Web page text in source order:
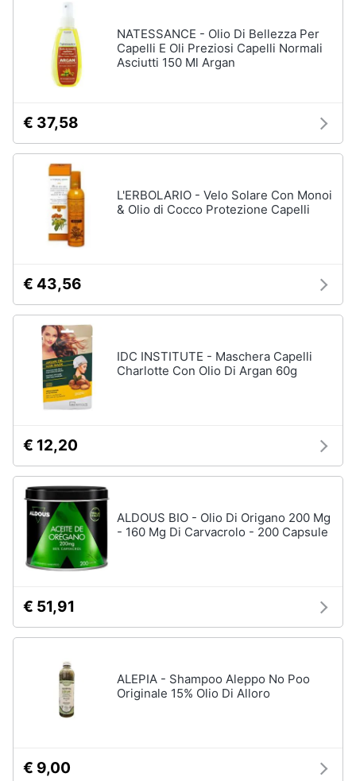
Maschera
Scrub
viso
Vedi
Profumi
uomo
Profumi
donna
profumo
Chloe
profumo
Migliori
prodotti
beauty
Miglior
crema
antirughe
Miglior
shampoo
Miglior
regolabarba
NATESSANCE - Olio Di Bellezza Per
Capelli E Oli Preziosi Capelli Normali
Asciutti 150 Ml Argan
€ 37,58
L'ERBOLARIO - Velo Solare Con Monoi
& Olio di Cocco Protezione Capelli
€ 43,56
IDC INSTITUTE - Maschera Capelli
Charlotte Con Olio Di Argan 60g
€ 12,20
ALDOUS BIO - Olio Di Origano 200 Mg
- 160 Mg Di Carvacrolo - 200 Capsule
€ 51,91
ALEPIA - Shampoo Aleppo No Poo
Originale 15% Olio Di Alloro
€ 9,00